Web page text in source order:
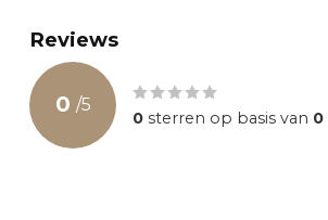
Kleurweergave-index
Vermogensfactor
Reviews
0 /5
0 sterren op basis van 0